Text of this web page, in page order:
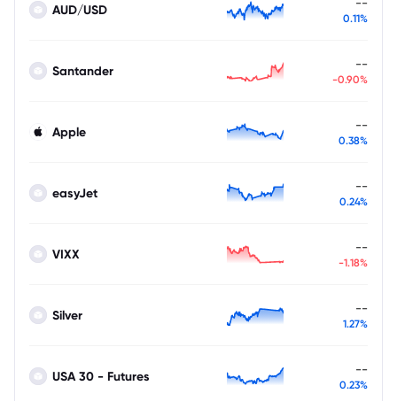
AUD/USD
0.11%
Santander --
-0.90%
Apple --
0.38%
easyJet --
0.24%
VIXX --
-1.18%
Silver --
1.27%
USA 30 - Futures --
0.23%